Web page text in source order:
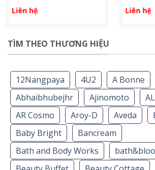
Liên hệ Liên hệ
TÌM THEO THƯƠNG HIỆU
12Nangpaya 4U2
A Bonne
Abhaibhubejhr
Ajinomoto
AR Cosmo
Aroy-D Aveda
Baby Bright
Bancream
Bath and Body Works